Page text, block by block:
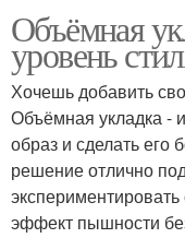
Объёмная
уровень
Хочешь добавить
Объёмная укладка -
образ и сделать
решение отлично
экспериментировать
эффект пышности